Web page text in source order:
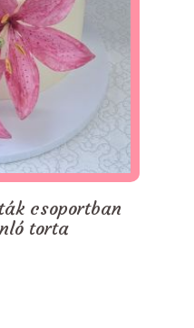
csoportban
torta